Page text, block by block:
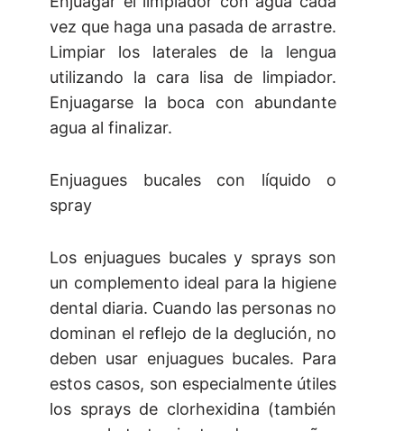
vez que haga una pasada de arrastre.
Limpiar los laterales de la lengua
utilizando la cara lisa de limpiador.
Enjuagarse la boca con abundante
agua al finalizar.
Enjuagues bucales con líquido o
spray
Los enjuagues bucales y sprays son
un complemento ideal para la higiene
dental diaria. Cuando las personas no
dominan el reflejo de la deglución, no
deben usar enjuagues bucales. Para
estos casos, son especialmente útiles
los sprays de clorhexidina (también